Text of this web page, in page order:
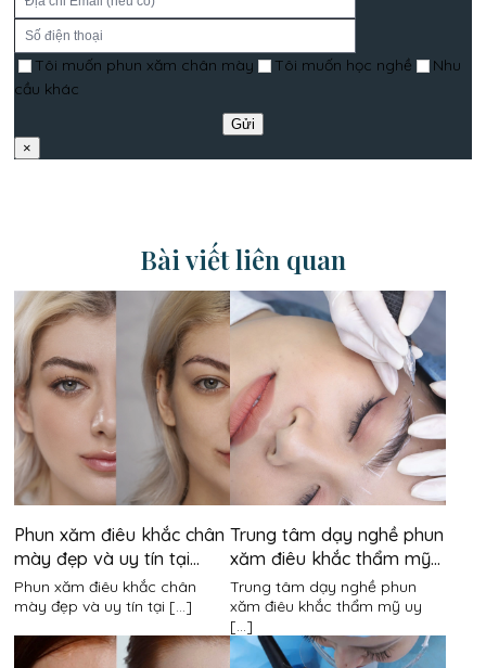
Tôi muốn phun xăm chân mày Tôi muốn học nghề
Nhu
cầu khác
×
Bài viết liên quan
Phun xăm điêu khắc chân
mày đẹp và uy tín tại
quận 3
Phun xăm điêu khắc chân
mày đẹp và uy tín tại [...]
Trung tâm dạy nghề phun
xăm điêu khắc thẩm mỹ
uy tín tại quận 3
Trung tâm dạy nghề phun
xăm điêu khắc thẩm mỹ uy
[...]